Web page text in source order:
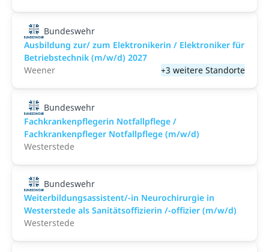
Bundeswehr
Ausbildung zur/ zum Elektronikerin / Elektroniker für
Betriebstechnik (m/w/d) 2027
Weener
+3 weitere Standorte
Bundeswehr
Fachkrankenpflegerin Notfallpflege /
Fachkrankenpfleger Notfallpflege (m/w/d)
Westerstede
Bundeswehr
Weiterbildungsassistent/-in Neurochirurgie in
Westerstede als Sanitätsoffizierin /-offizier (m/w/d)
Westerstede